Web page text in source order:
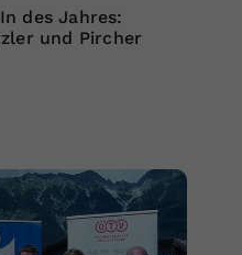
des Jahres:
und Pircher